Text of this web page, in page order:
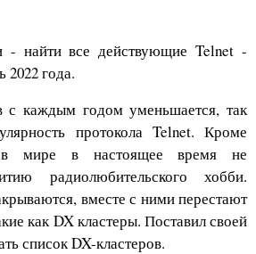
- найти все действующие Telnet -
2022 года.
с каждым годом уменьшается, так
протокола Telnet. Кроме
в мире в настоящее время не
радиолюбительского хобби.
вместе с ними перестают
как DX кластеры. Поставил своей
список DX-кластеров.